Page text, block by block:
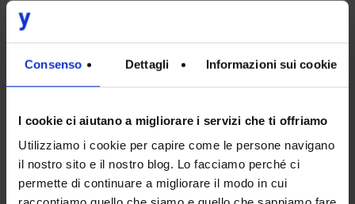
Consenso Dettagli Informazioni sui cookie
I cookie ci aiutano a migliorare i servizi che ti offriamo
Utilizziamo i cookie per capire come le persone navigano
il nostro sito e il nostro blog. Lo facciamo perché ci
permette di continuare a migliorare il modo in cui
per far crescere le competenze degli
sviluppatori e sviluppatrici camerunensi e
aiutare il software a raggiungere sempre più
ospedali e persone. Dona ora!